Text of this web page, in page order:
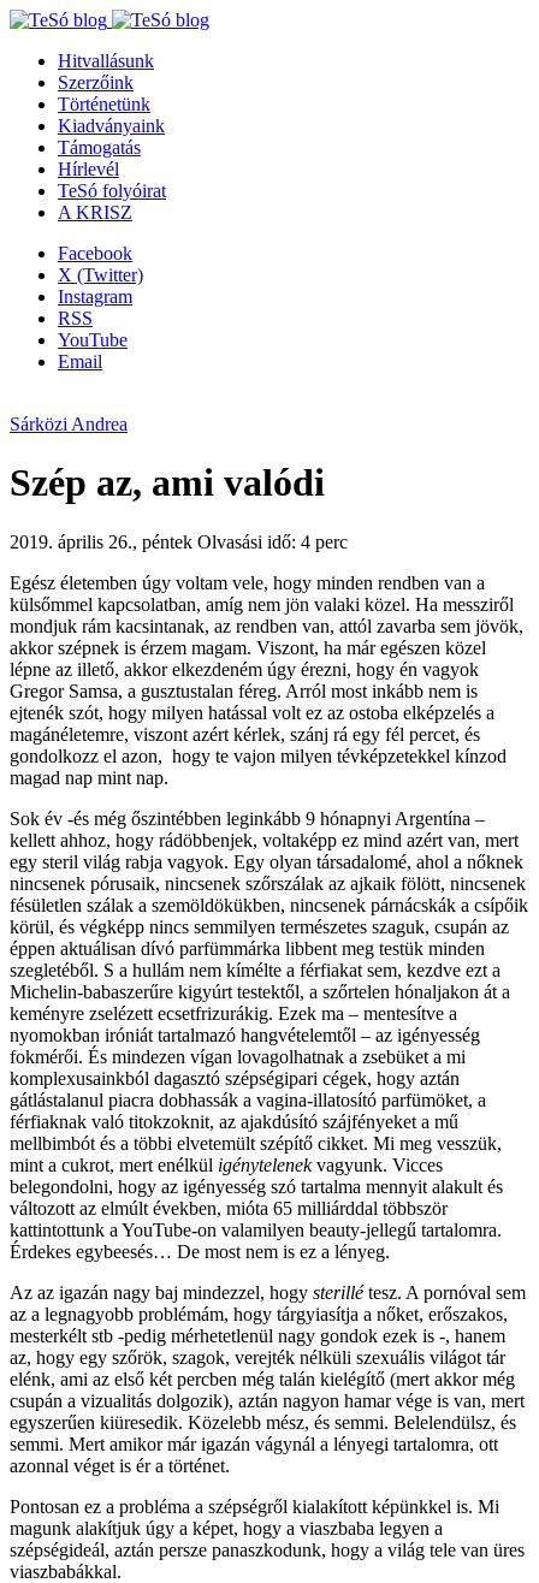
Hitvallásunk
Szerzőink
Történetünk
Kiadványaink
Támogatás
Hírlevél
TeSó folyóirat
A KRISZ
Facebook
X (Twitter)
Instagram
RSS
YouTube
Email
Sárközi Andrea
Szép az, ami valódi
2019. április 26., péntek Olvasási idő: 4 perc
Egész életemben úgy voltam vele, hogy minden rendben van a
külsőmmel kapcsolatban, amíg nem jön valaki közel. Ha messziről
mondjuk rám kacsintanak, az rendben van, attól zavarba sem jövök,
akkor szépnek is érzem magam. Viszont, ha már egészen közel
lépne az illető, akkor elkezdeném úgy érezni, hogy én vagyok
Gregor Samsa, a gusztustalan féreg. Arról most inkább nem is
ejtenék szót, hogy milyen hatással volt ez az ostoba elképzelés a
magánéletemre, viszont azért kérlek, szánj rá egy fél percet, és
gondolkozz el azon, hogy te vajon milyen tévképzetekkel kínzod
magad nap mint nap.
Sok év -és még őszintébben leginkább 9 hónapnyi Argentína –
kellett ahhoz, hogy rádöbbenjek, voltaképp ez mind azért van, mert
egy steril világ rabja vagyok. Egy olyan társadalomé, ahol a nőknek
nincsenek pórusaik, nincsenek szőrszálak az ajkaik fölött, nincsenek
fésületlen szálak a szemöldökükben, nincsenek párnácskák a csípőik
körül, és végképp nincs semmilyen természetes szaguk, csupán az
éppen aktuálisan dívó parfümmárka libbent meg testük minden
szegletéből. S a hullám nem kímélte a férfiakat sem, kezdve ezt a
Michelin-babaszerűre kigyúrt testektől, a szőrtelen hónaljakon át a
keményre zselézett ecsetfrizurákig. Ezek ma – mentesítve a
nyomokban iróniát tartalmazó hangvételemtől – az igényesség
fokmérői. És mindezen vígan lovagolhatnak a zsebüket a mi
komplexusainkból dagasztó szépségipari cégek, hogy aztán
gátlástalanul piacra dobhassák a vagina-illatosító parfümöket, a
férfiaknak való titokzoknit, az ajakdúsító szájfényeket a mű
mellbimbót és a többi elvetemült szépítő cikket. Mi meg vesszük,
mint a cukrot, mert enélkül igénytelenekvagyunk. Vicces
belegondolni, hogy az igényesség szó tartalma mennyit alakult és
változott az elmúlt években, mióta 65 milliárddal többször
kattintottunk a YouTube-on valamilyen beauty-jellegű tartalomra.
Érdekes egybeesés… De most nem is ez a lényeg.
Az az igazán nagy baj mindezzel, hogy sterillétesz. A pornóval sem
az a legnagyobb problémám, hogy tárgyiasítja a nőket, erőszakos,
mesterkélt stb -pedig mérhetetlenül nagy gondok ezek is -, hanem
az, hogy egy szőrök, szagok, verejték nélküli szexuális világot tár
elénk, ami az első két percben még talán kielégítő (mert akkor még
csupán a vizualitás dolgozik), aztán nagyon hamar vége is van, mert
egyszerűen kiüresedik. Közelebb mész, és semmi. Belelendülsz, és
semmi. Mert amikor már igazán vágynál a lényegi tartalomra, ott
azonnal véget is ér a történet.
Pontosan ez a probléma a szépségről kialakított képünkkel is. Mi
magunk alakítjuk úgy a képet, hogy a viaszbaba legyen a
szépségideál, aztán persze panaszkodunk, hogy a világ tele van üres
viaszbabákkal.